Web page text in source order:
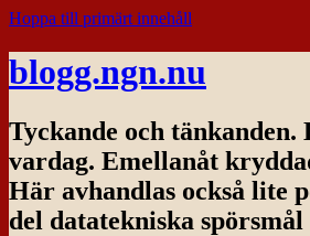
Hoppa till primärt innehåll
blogg.ngn.nu
Tyckande och
vardag. Emellanåt
Här avhandlas också lite
del datatekniska spörsmål